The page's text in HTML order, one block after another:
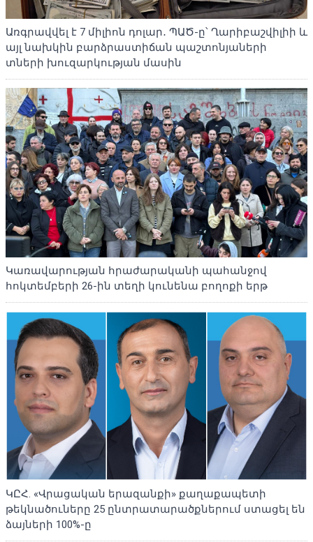
Առգրավվել է 7 միլիոն դոլար․ ՊԱԾ-ը՝ Ղարիբաշվիլիի և
այլ նախկին բարձրաստիճան պաշտոնյաների
տների խուզարկության մասին
Կառավարության հրաժարականի պահանջով
հոկտեմբերի 26-ին տեղի կունենա բողոքի երթ
ԿԸՀ. «Վրացական երազանքի» քաղաքապետի
թեկնածուները 25 ընտրատարածքներում ստացել են
ձայների 100%-ը